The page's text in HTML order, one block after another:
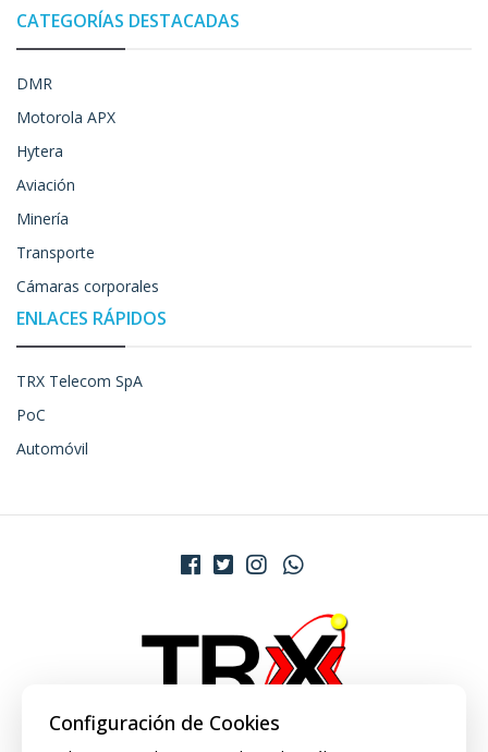
CATEGORÍAS DESTACADAS
DMR
Motorola APX
Hytera
Aviación
Minería
Transporte
Cámaras corporales
ENLACES RÁPIDOS
TRX Telecom SpA
PoC
Automóvil
Configuración de Cookies